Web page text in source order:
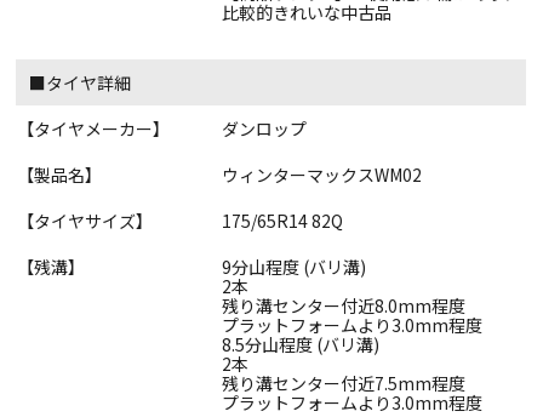
比較的きれいな中古品
■タイヤ詳細
【タイヤメーカー】
ダンロップ
【製品名】
ウィンターマックスWM02
【タイヤサイズ】
175/65R14 82Q
【残溝】
9分山程度 (バリ溝)
2本
残り溝センター付近8.0mm程度
プラットフォームより3.0mm程度
8.5分山程度 (バリ溝)
2本
残り溝センター付近7.5mm程度
プラットフォームより3.0mm程度